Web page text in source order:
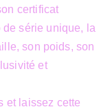
certificat
de série unique, la
son poids, son
et
et laissez cette